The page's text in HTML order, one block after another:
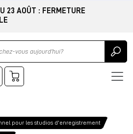
23 AOÛT : FERMETURE
pour les studios d'enregistrement